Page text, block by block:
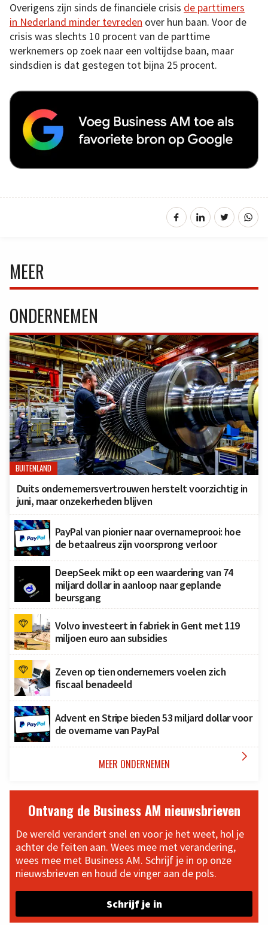
Overigens zijn sinds de financiële crisis de parttimers
in Nederland minder tevreden over hun baan. Voor de
crisis was slechts 10 procent van de parttime
werknemers op zoek naar een voltijdse baan, maar
sindsdien is dat gestegen tot bijna 25 procent.
MEER
ONDERNEMEN
BUITENLAND
Duits ondernemersvertrouwen herstelt voorzichtig in
juni, maar onzekerheden blijven
PayPal van pionier naar overnameprooi: hoe
de betaalreus zijn voorsprong verloor
DeepSeek mikt op een waardering van 74
miljard dollar in aanloop naar geplande
beursgang
Volvo investeert in fabriek in Gent met 119
miljoen euro aan subsidies
Zeven op tien ondernemers voelen zich
fiscaal benadeeld
Advent en Stripe bieden 53 miljard dollar voor
de overname van PayPal
MEER ONDERNEMEN 
Ontvang de Business AM nieuwsbrieven
De wereld verandert snel en voor je het weet, hol je
achter de feiten aan. Wees mee met verandering,
wees mee met Business AM. Schrijf je in op onze
nieuwsbrieven en houd de vinger aan de pols.
Schrijf je in